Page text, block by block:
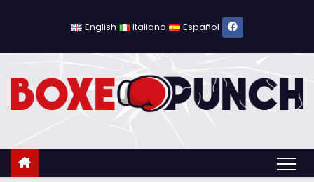
c
English Italiano Español